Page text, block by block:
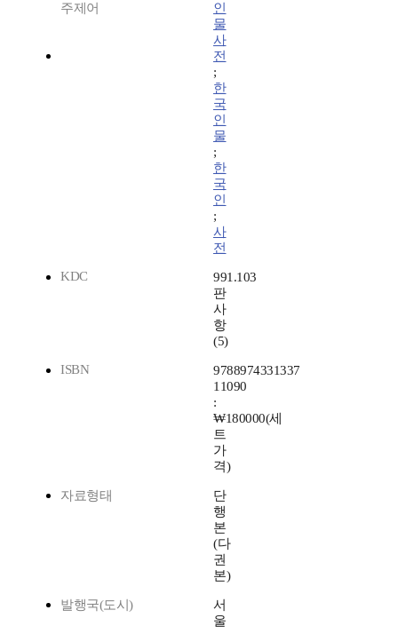
주제어
인
물
사
전
;
한
국
인
물
;
한
국
인
;
사
전
KDC
991.103
판
사
항
(5)
ISBN
9788974331337
11090
:
₩180000(세
트
가
격)
자료형태
단
행
본
(다
권
본)
발행국(도시)
서
울